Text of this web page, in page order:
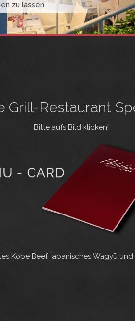
zu lassen
Grill-Restaurant
Bitte aufs Bild klicken!
Kobe Beef, japanisches Wagyū